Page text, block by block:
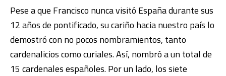
Pese a que Francisco nunca visitó España durante sus
12 años de pontificado, su cariño hacia nuestro país lo
demostró con no pocos nombramientos, tanto
cardenalicios como curiales. Así, nombró a un total de
15 cardenales españoles. Por un lado, los siete